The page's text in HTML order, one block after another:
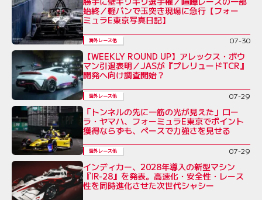
始終／軽バンで玉突き現場に急行【フォー
ミュラE東京写真日記】
海外レース他 07-30
【WEEKLY ROUND UP】アレックス・ボウ
マン引退表明／JASが『プレリュードTCR』
開発へ向け調査開始？
海外レース他 07-29
「トンネルの先に一筋の光が見えた」ロー
ラ・ヤマハ、フォーミュラE東京でポイント
獲得ならずも、ペースで力強さを見せる
海外レース他 07-29
インディカー、2028年導入の新型マシン
『IR-28』を発表。高速化・安全性・レース
性を同時進化させた次世代シャシー